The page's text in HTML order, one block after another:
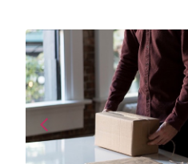
arrow_back_iosPrevious